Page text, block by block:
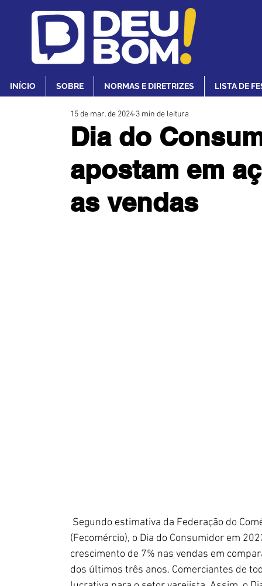
INÍCIO SOBRE NORMAS E DIRETRIZES LISTA DE
Dia do
apostam em
as vendas
15 de mar. de 2024 3 min de leitura
Segundo estimativa da Federação do
(Fecomércio), o Dia do Consumidor em
crescimento de 7% nas vendas em
dos últimos três anos. Comerciantes de